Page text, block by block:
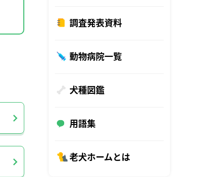
調査発表資料
動物病院一覧
犬種図鑑
用語集
老犬ホームとは